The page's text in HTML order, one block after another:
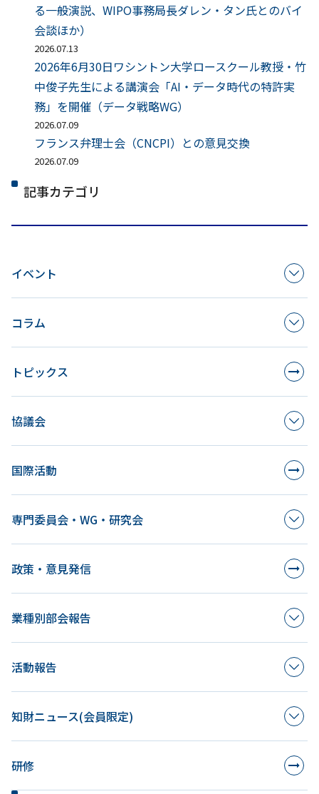
る一般演説、WIPO事務局長ダレン・タン氏とのバイ
会談ほか）
2026.07.13
2026年6月30日ワシントン大学ロースクール教授・竹
中俊子先生による講演会「AI・データ時代の特許実
務」を開催（データ戦略WG）
2026.07.09
フランス弁理士会（CNCPI）との意見交換
2026.07.09
記事カテゴリ
イベント
コラム
トピックス
協議会
国際活動
専門委員会・WG・研究会
政策・意見発信
業種別部会報告
活動報告
知財ニュース(会員限定)
研修